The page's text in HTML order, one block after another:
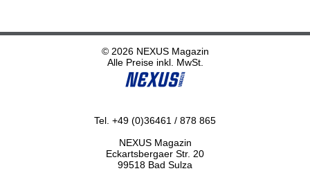
© 2026 NEXUS Magazin
Alle Preise inkl. MwSt.
Tel. +49 (0)36461 / 878 865
NEXUS Magazin
Eckartsbergaer Str. 20
99518 Bad Sulza